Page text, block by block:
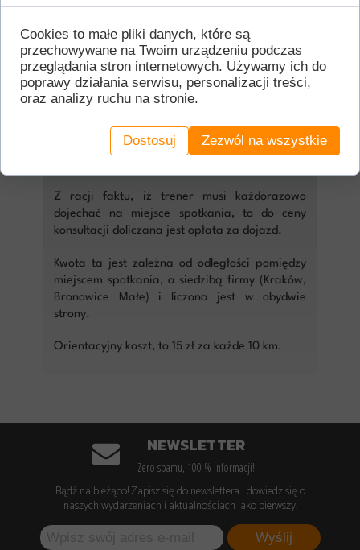
Dojazdy na KONSULTACJE BEHAWIORALNE są
Z racji faktu, iż trener musi każdorazowo
dojechać na miejsce spotkania, to do ceny
konsultacji doliczana jest opłata za dojazd.
Kwota ta jest zależna od odległości pomiędzy
miejscem spotkania, a siedzibą firmy (Kraków,
Bronowice Małe) i liczona jest w obydwie
strony.
Orientacyjny koszt, to 15 zł za każde 10 km.
NEWSLETTER
Wyślij
Zero spamu, 100 % informacji!
Bądź na bieżąco! Zapisz się do newslettera i dowiedz się o
naszych wydarzeniach i aktualnościach jako pierwszy!
Cookies to małe pliki danych, które są
przechowywane na Twoim urządzeniu podczas
przeglądania stron internetowych. Używamy ich do
poprawy działania serwisu, personalizacji treści,
oraz analizy ruchu na stronie.
Dostosuj Zezwól na wszystkie